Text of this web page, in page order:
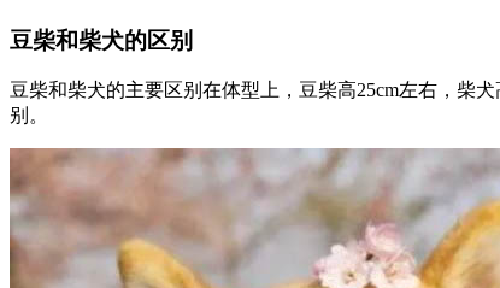
豆柴和柴犬的区别
豆柴和柴犬的主要区别在体型上，豆柴高25cm左右，柴
别。